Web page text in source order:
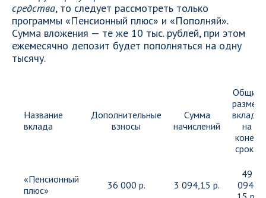
средства, то следует рассмотреть только
программы «Пенсионный плюс» и «Пополняй».
Сумма вложения — те же 10 тыс. рублей, при этом
ежемесячно депозит будет пополняться на одну
тысячу.
Название
вклада
Дополнительные
взносы
Сумма
начислений
Общий
размер
вклада
на
конец
срока
«Пенсионный
плюс»
36 000 р. 3 094,15 р.
49
094,